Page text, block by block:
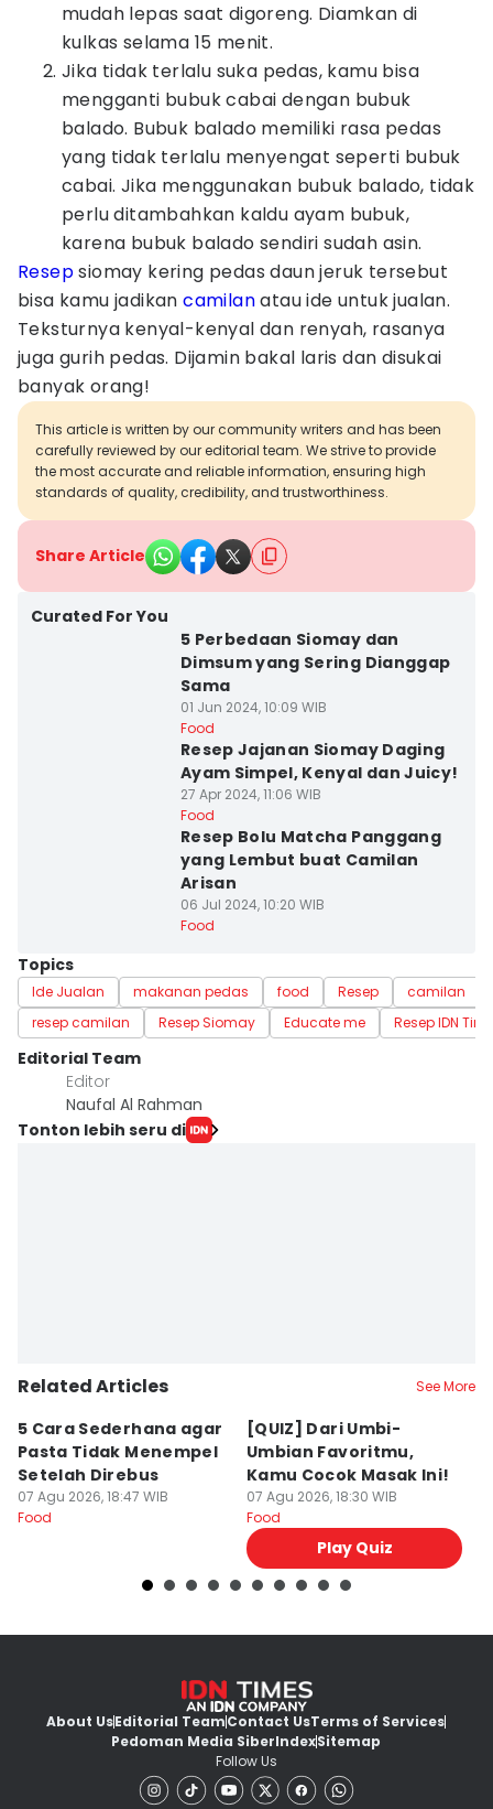
mudah lepas saat digoreng. Diamkan di
kulkas selama 15 menit.
Jika tidak terlalu suka pedas, kamu bisa
mengganti bubuk cabai dengan bubuk
balado. Bubuk balado memiliki rasa pedas
yang tidak terlalu menyengat seperti bubuk
cabai. Jika menggunakan bubuk balado, tidak
perlu ditambahkan kaldu ayam bubuk,
karena bubuk balado sendiri sudah asin.
Resepsiomay kering pedas daun jeruk tersebut
bisa kamu jadikancamilanatau ide untuk jualan.
Teksturnya kenyal-kenyal dan renyah, rasanya
juga gurih pedas. Dijamin bakal laris dan disukai
banyak orang!
This article is written by our community writers and has been
carefully reviewed by our editorial team. We strive to provide
the most accurate and reliable information, ensuring high
standards of quality, credibility, and trustworthiness.
Share Article
Curated For You
5 Perbedaan Siomay dan
Dimsum yang Sering Dianggap
Sama
01 Jun 2024, 10:09 WIB
Food
Resep Jajanan Siomay Daging
Ayam Simpel, Kenyal dan Juicy!
27 Apr 2024, 11:06 WIB
Food
Resep Bolu Matcha Panggang
yang Lembut buat Camilan
Arisan
06 Jul 2024, 10:20 WIB
Food
Topics
Ide Jualan makanan pedas food Resep
camilan
resep camilan
Resep Siomay Educate me Resep IDN
Editorial Team
Editor
Naufal Al Rahman
Tonton lebih seru di
Related Articles See More
5 Cara Sederhana agar
Pasta Tidak Menempel
Setelah Direbus
07 Agu 2026, 18:47 WIB
Food
[QUIZ] Dari Umbi-
Umbian Favoritmu,
Kamu Cocok Masak Ini!
07 Agu 2026, 18:30 WIB
Food
Play Quiz
About UsEditorial TeamContact UsTerms of Services
Pedoman Media SiberIndexSitemap
Follow Us